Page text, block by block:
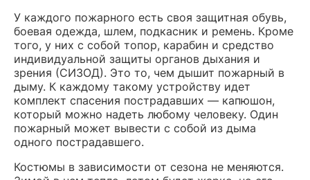
У каждого пожарного есть своя защитная обувь,
боевая одежда, шлем, подкасник и ремень. Кроме
того, у них с собой топор, карабин и средство
индивидуальной защиты органов дыхания и
зрения (СИЗОД). Это то, чем дышит пожарный в
дыму. К каждому такому устройству идет
комплект спасения пострадавших — капюшон,
который можно надеть любому человеку. Один
пожарный может вывести с собой из дыма
одного пострадавшего.
Костюмы в зависимости от сезона не меняются.